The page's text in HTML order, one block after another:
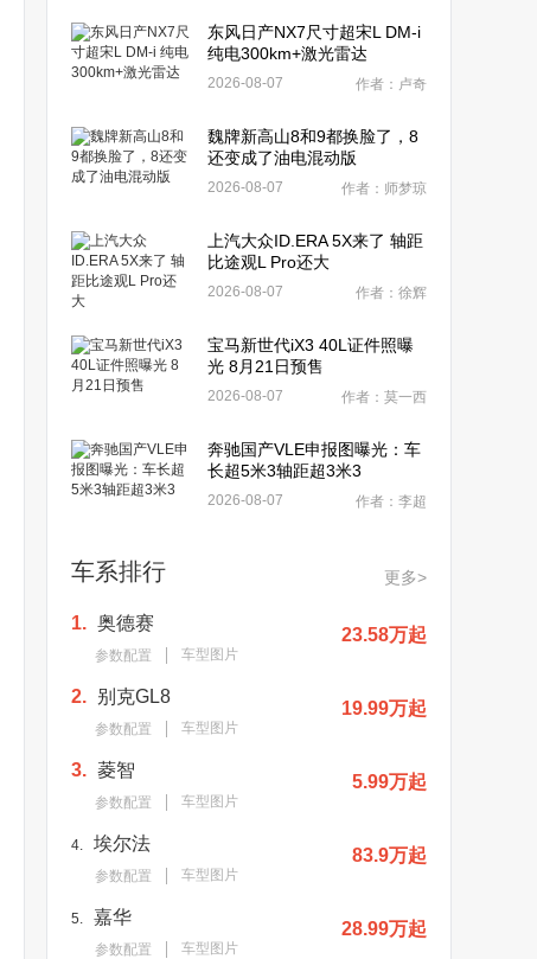
东风日产NX7尺寸超宋L DM-i
纯电300km+激光雷达
2026-08-07 作者：卢奇
魏牌新高山8和9都换脸了，8
还变成了油电混动版
2026-08-07 作者：师梦琼
上汽大众ID.ERA 5X来了 轴距
比途观L Pro还大
2026-08-07 作者：徐辉
宝马新世代iX3 40L证件照曝
光 8月21日预售
2026-08-07 作者：莫一西
奔驰国产VLE申报图曝光：车
长超5米3轴距超3米3
2026-08-07 作者：李超
车系排行 更多>
1. 奥德赛
参数配置 车型图片
23.58万起
2. 别克GL8
参数配置 车型图片
19.99万起
3. 菱智
参数配置 车型图片
5.99万起
4. 埃尔法
参数配置 车型图片
83.9万起
5. 嘉华
参数配置 车型图片
28.99万起